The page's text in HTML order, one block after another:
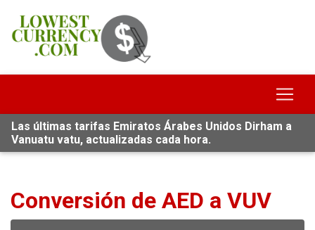
Las últimas tarifas Emiratos Árabes Unidos Dirham a
Vanuatu vatu, actualizadas cada hora.
Conversión de AED a VUV